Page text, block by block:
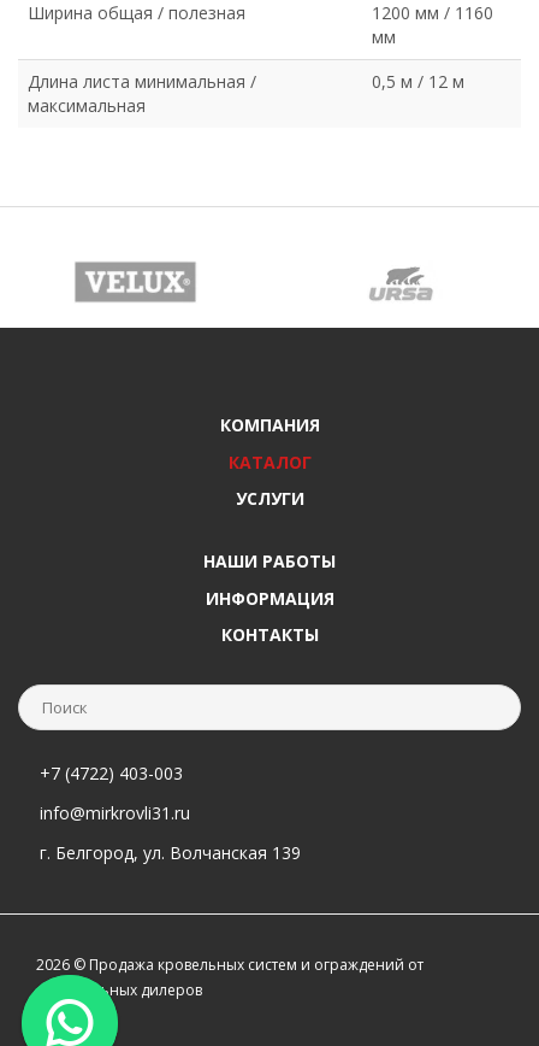
Ширина общая / полезная
1200 мм / 1160
мм
Длина листа минимальная /
максимальная
0,5 м / 12 м
КОМПАНИЯ
КАТАЛОГ
УСЛУГИ
НАШИ РАБОТЫ
ИНФОРМАЦИЯ
КОНТАКТЫ
+7 (4722) 403-003
info@mirkrovli31.ru
г. Белгород, ул. Волчанская 139
2026 © Продажа кровельных систем и ограждений от
официальных дилеров